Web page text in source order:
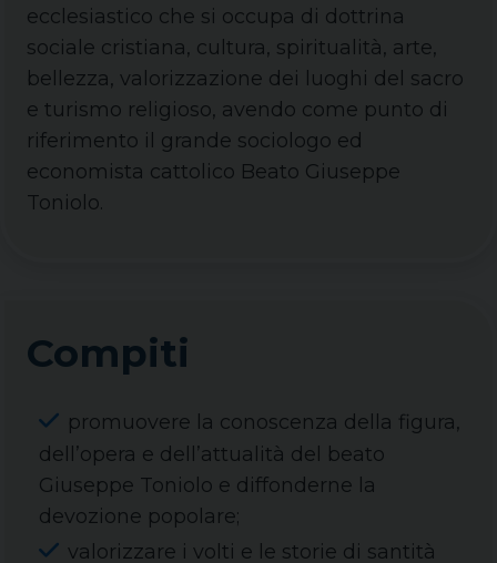
ecclesiastico che si occupa di dottrina
sociale cristiana, cultura, spiritualità, arte,
bellezza, valorizzazione dei luoghi del sacro
e turismo religioso, avendo come punto di
riferimento il grande sociologo ed
economista cattolico Beato Giuseppe
Toniolo.
Compiti
promuovere la conoscenza della figura,
dell’opera e dell’attualità del beato
Giuseppe Toniolo e diffonderne la
devozione popolare;
valorizzare i volti e le storie di santità